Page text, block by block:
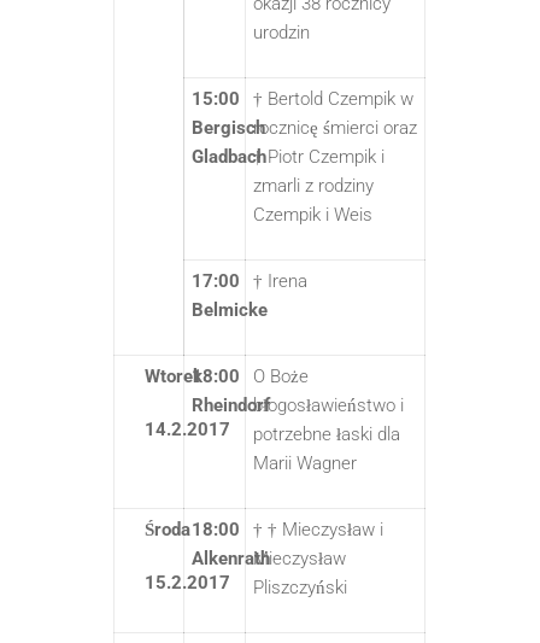
urodzin
15:00
Bergisch
Gladbach
† Bertold Czempik w
rocznicę śmierci oraz
† Piotr Czempik i
zmarli z rodziny
Czempik i Weis
17:00
Belmicke
† Irena
Wtorek
14.2.2017
18:00
Rheindorf
O Boże
błogosławieństwo i
potrzebne łaski dla
Marii Wagner
Środa
15.2.2017
18:00
Alkenrath
† † Mieczysław i
Mieczysław
Pliszczyński